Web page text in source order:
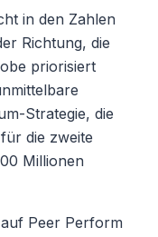
in den Zahlen
Richtung, die
priorisiert
Strategie, die
die zweite
Millionen
Peer Perform